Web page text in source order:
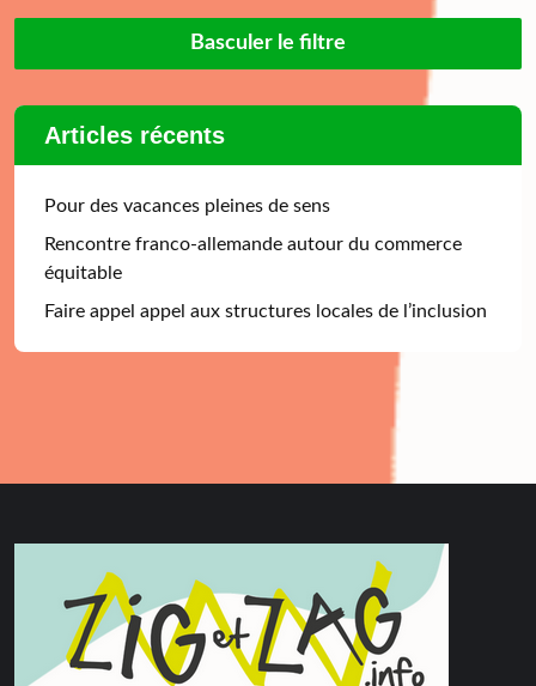
Basculer le filtre
Articles récents
Pour des vacances pleines de sens
Rencontre franco-allemande autour du commerce
équitable
Faire appel appel aux structures locales de l’inclusion